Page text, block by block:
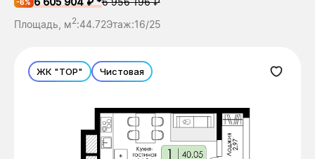
-6%
Площадь, м2:44.72Этаж:16/25
ЖК "ТОР" Чистовая